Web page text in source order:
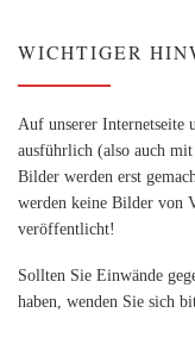
WICHTIGER
Auf unserer Internetseite
ausführlich (also auch mit
Bilder werden erst
werden keine Bilder von
veröffentlicht!
Sollten Sie Einwände
haben, wenden Sie sich